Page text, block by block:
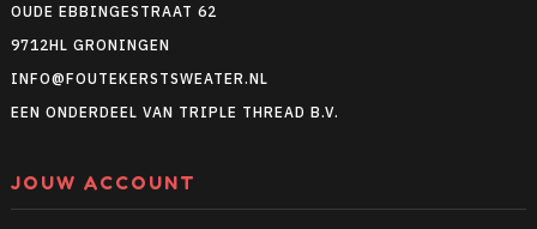
OUDE EBBINGESTRAAT 62
9712HL GRONINGEN
INFO@FOUTEKERSTSWEATER.NL
EEN ONDERDEEL VAN TRIPLE THREAD B.V.
JOUW ACCOUNT